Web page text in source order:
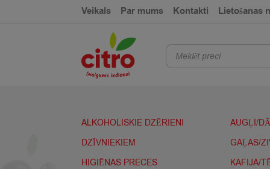
Veikals Par mums Kontakti Lietošanas
Products
search
ALKOHOLISKIE DZĒRIENI AUGĻI/
DZĪVNIEKIEM
GAĻAS/
HIGIĒNAS PRECES
KAFIJA/